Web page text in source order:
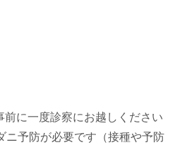
前に一度診察にお越しください
ニ予防が必要です（接種や予防